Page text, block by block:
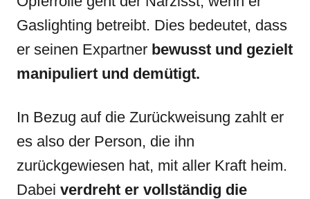
Gaslighting betreibt. Dies bedeutet, dass
er seinen Expartner bewusst und gezielt
manipuliert und demütigt.
In Bezug auf die Zurückweisung zahlt er
es also der Person, die ihn
zurückgewiesen hat, mit aller Kraft heim.
Dabei verdreht er vollständig die